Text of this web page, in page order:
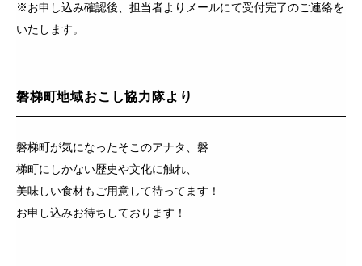
※お申し込み確認後、担当者よりメールにて受付完了のご連絡を
いたします。
磐梯町地域おこし協力隊より
磐梯町が気になったそこのアナタ、磐
梯町にしかない歴史や文化に触れ、
美味しい食材もご用意して待ってます！
お申し込みお待ち しております！